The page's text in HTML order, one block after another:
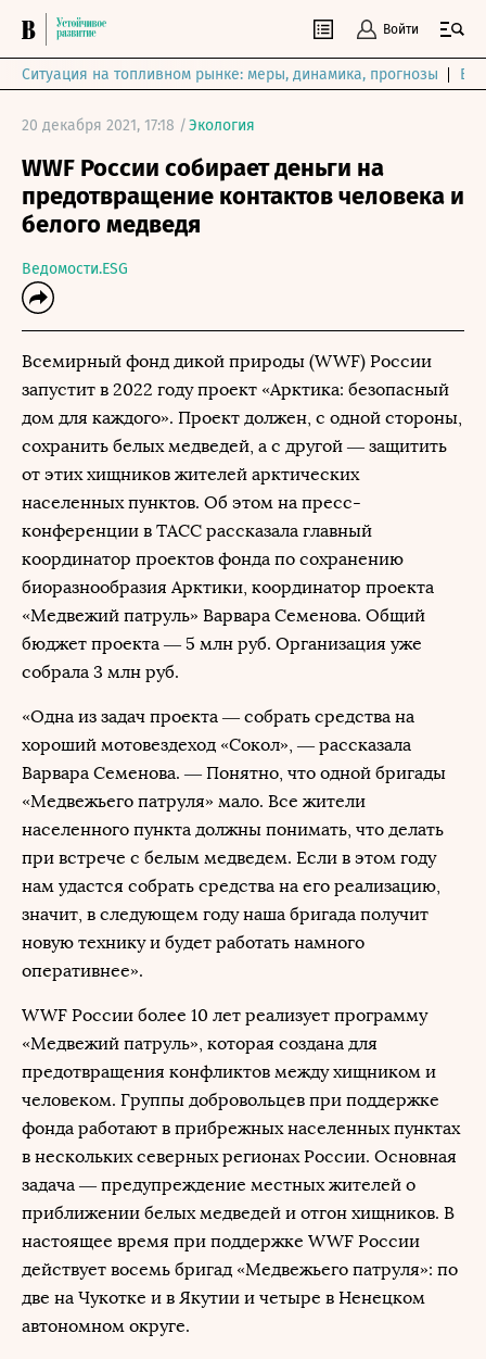
Войти
Ситуация на топливном рынке: меры, динамика, прогнозы
20 декабря 2021, 17:18 /Экология
WWF России собирает деньги на
предотвращение контактов человека и
белого медведя
Ведомости.ESG
Всемирный фонд дикой природы (WWF) России
запустит в 2022 году проект «Арктика: безопасный
дом для каждого». Проект должен, с одной стороны,
сохранить белых медведей, а с другой — защитить
от этих хищников жителей арктических
населенных пунктов. Об этом на пресс-
конференции в ТАСС рассказала главный
координатор проектов фонда по сохранению
биоразнообразия Арктики, координатор проекта
«Медвежий патруль» Варвара Семенова. Общий
бюджет проекта — 5 млн руб. Организация уже
собрала 3 млн руб.
«Одна из задач проекта — собрать средства на
хороший мотовездеход «Сокол», — рассказала
Варвара Семенова. — Понятно, что одной бригады
«Медвежьего патруля» мало. Все жители
населенного пункта должны понимать, что делать
при встрече с белым медведем. Если в этом году
нам удастся собрать средства на его реализацию,
значит, в следующем году наша бригада получит
новую технику и будет работать намного
оперативнее».
WWF России более 10 лет реализует программу
«Медвежий патруль», которая создана для
предотвращения конфликтов между хищником и
человеком. Группы добровольцев при поддержке
фонда работают в прибрежных населенных пунктах
в нескольких северных регионах России. Основная
задача — предупреждение местных жителей о
приближении белых медведей и отгон хищников. В
настоящее время при поддержке WWF России
действует восемь бригад «Медвежьего патруля»: по
две на Чукотке и в Якутии и четыре в Ненецком
автономном округе.